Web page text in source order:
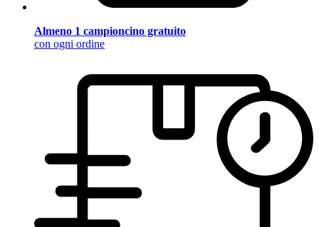
Almeno 1 campioncino gratuito
con ogni ordine